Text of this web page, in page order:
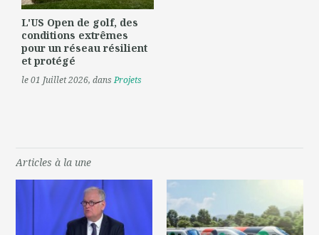
L'US Open de golf, des
conditions extrêmes
pour un réseau résilient
et protégé
le 01 Juillet 2026, dansProjets
Articles à la une